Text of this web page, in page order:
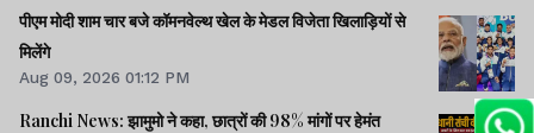
पीएम मोदी शाम चार बजे कॉमनवेल्थ खेल के मेडल विजेता खिलाड़ियों से
मिलेंगे
Aug 09, 2026 01:12 PM
Ranchi News: झामुमो ने कहा, छात्रों की 98% मांगों पर हेमंत